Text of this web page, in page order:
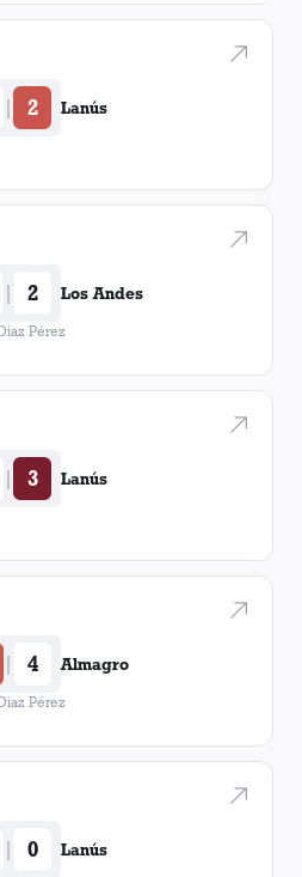
| 2 Lanús
| 2 Los Andes
Pérez
| 3 Lanús
| 4 Almagro
Pérez
| 0 Lanús